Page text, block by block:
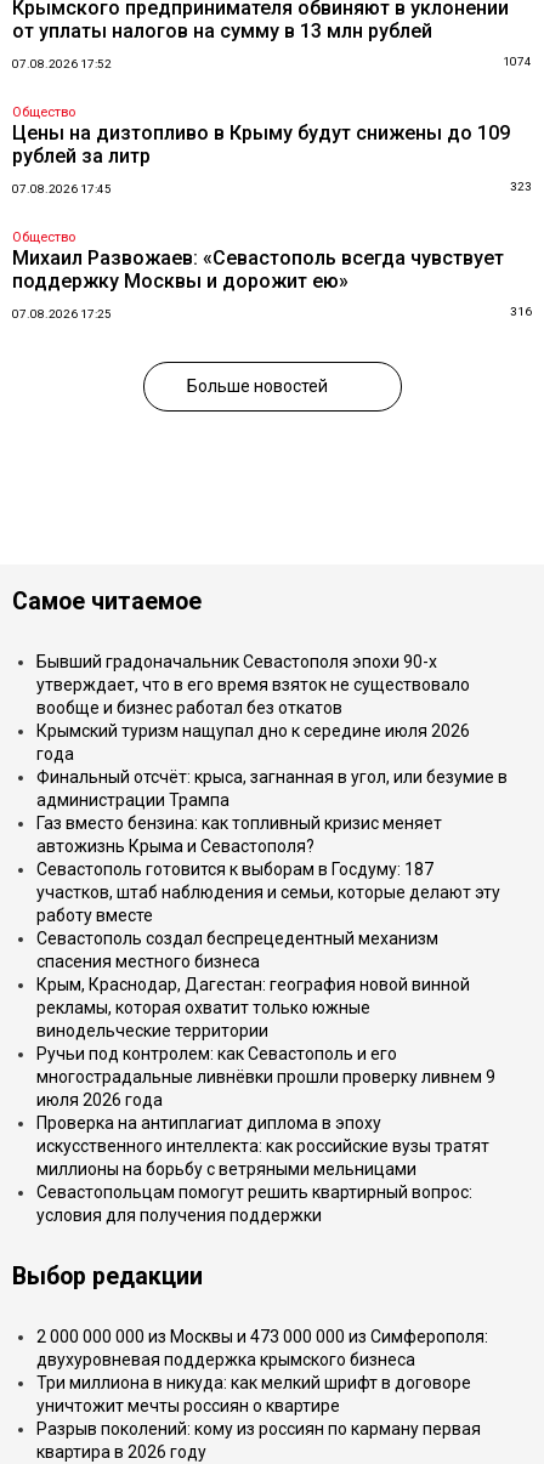
Крымского предпринимателя обвиняют в уклонении
от уплаты налогов на сумму в 13 млн рублей
07.08.2026 17:52 1074
Общество
Цены на дизтопливо в Крыму будут снижены до 109
рублей за литр
07.08.2026 17:45 323
Общество
Михаил Развожаев: «Севастополь всегда чувствует
поддержку Москвы и дорожит ею»
07.08.2026 17:25 316
Больше новостей
Самое читаемое
Бывший градоначальник Севастополя эпохи 90-х
утверждает, что в его время взяток не существовало
вообще и бизнес работал без откатов
Крымский туризм нащупал дно к середине июля 2026
года
Финальный отсчёт: крыса, загнанная в угол, или безумие в
администрации Трампа
Газ вместо бензина: как топливный кризис меняет
автожизнь Крыма и Севастополя?
Севастополь готовится к выборам в Госдуму: 187
участков, штаб наблюдения и семьи, которые делают эту
работу вместе
Севастополь создал беспрецедентный механизм
спасения местного бизнеса
Крым, Краснодар, Дагестан: география новой винной
рекламы, которая охватит только южные
винодельческие территории
Ручьи под контролем: как Севастополь и его
многострадальные ливнёвки прошли проверку ливнем 9
июля 2026 года
Проверка на антиплагиат диплома в эпоху
искусственного интеллекта: как российские вузы тратят
миллионы на борьбу с ветряными мельницами
Севастопольцам помогут решить квартирный вопрос:
условия для получения поддержки
Выбор редакции
2 000 000 000 из Москвы и 473 000 000 из Симферополя:
двухуровневая поддержка крымского бизнеса
Три миллиона в никуда: как мелкий шрифт в договоре
уничтожит мечты россиян о квартире
Разрыв поколений: кому из россиян по карману первая
квартира в 2026 году